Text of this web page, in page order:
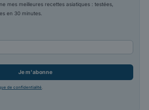
mes meilleures recettes asiatiques : testées,
en 30 minutes.
Je m'abonne
de confidentialité .